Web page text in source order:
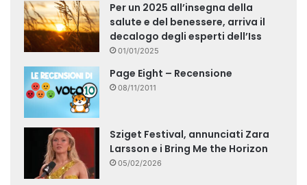
Per un 2025 all’insegna della
salute e del benessere, arriva il
decalogo degli esperti dell’Iss
01/01/2025
Page Eight – Recensione
08/11/2011
Sziget Festival, annunciati Zara
Larsson e i Bring Me the Horizon
05/02/2026